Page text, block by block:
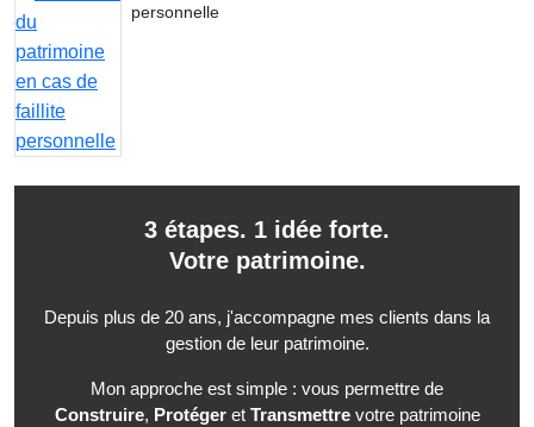
personnelle
3 étapes. 1 idée forte.
Votre patrimoine.
Depuis plus de 20 ans, j'accompagne mes clients dans la
gestion de leur patrimoine.
Mon approche est simple : vous permettre de
Construire, Protégeret Transmettrevotre patrimoine